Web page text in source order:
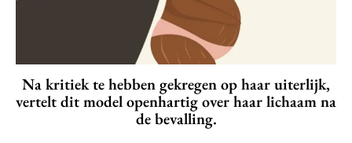
Na kritiek te hebben gekregen op haar uiterlijk,
vertelt dit model openhartig over haar lichaam na
de bevalling.